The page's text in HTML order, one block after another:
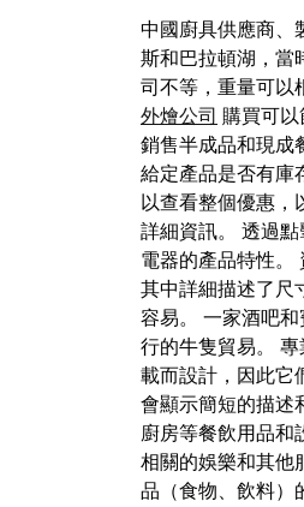
中國廚具供應商、
斯和巴拉頓湖，當
司不等，重量可以
外燴公司 購買可
銷售半成品和現成
給定產品是否有庫
以查看整個優惠
詳細資訊。 透過
電器的產品特性。
其中詳細描述了尺
容易。 一家酒吧
行的牛隻貿易。
載而設計，因此它
會顯示簡短的描述
廚房等餐飲用品和
相關的娛樂和其他
品（食物、飲料）